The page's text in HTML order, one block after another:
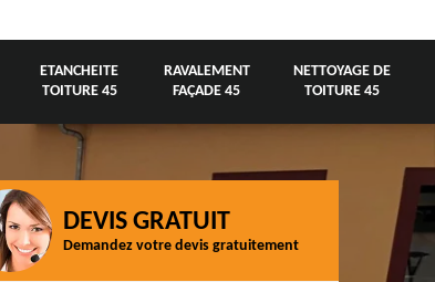
ETANCHEITE
TOITURE 45
RAVALEMENT
FAÇADE 45
NETTOYAGE DE
TOITURE 45
DEVIS GRATUIT
Demandez votre devis gratuitement